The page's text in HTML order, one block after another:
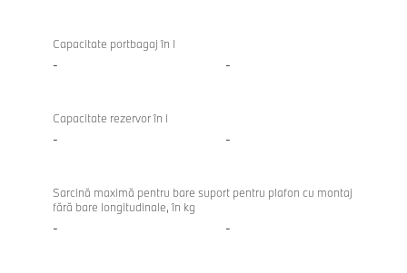
Capacitate portbagaj în l
- -
Capacitate rezervor în l
- -
Sarcină maximă pentru bare suport pentru plafon cu montaj
fără bare longitudinale, în kg
- -